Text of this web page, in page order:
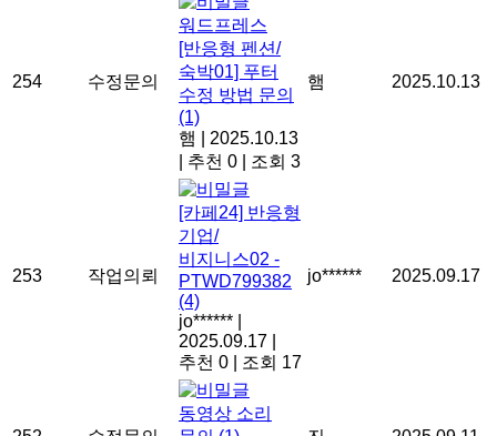
254 수정문의
워드프레스
[반응형 펜션/
숙박01] 푸터
수정 방법 문의
(1)
햄
2025.10.13
추천 0 조회 3
햄 2025.10.13
253 작업의뢰
[카페24] 반응형
기업/
비지니스02 -
PTWD799382
(4)
jo******
2025.09.17
추천 0
조회 17
jo****** 2025.09.17
동영상 소리